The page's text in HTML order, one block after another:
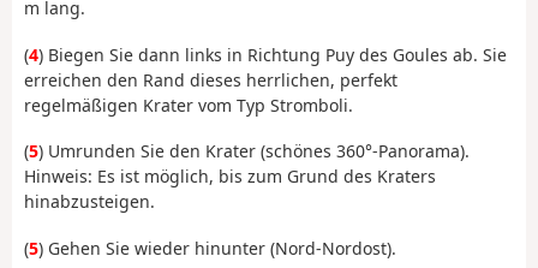
m lang.
(4) Biegen Sie dann links in Richtung Puy des Goules ab. Sie
erreichen den Rand dieses herrlichen, perfekt
regelmäßigen Krater vom Typ Stromboli.
(5) Umrunden Sie den Krater (schönes 360°-Panorama).
Hinweis: Es ist möglich, bis zum Grund des Kraters
hinabzusteigen.
(5) Gehen Sie wieder hinunter (Nord-Nordost).